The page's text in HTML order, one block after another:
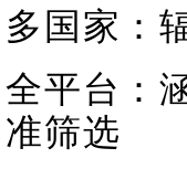
多国家：
全平台：
准筛选